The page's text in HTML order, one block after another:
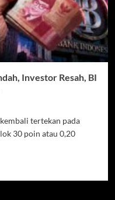
Investor Resah, BI
tertekan pada
30 poin atau 0,20